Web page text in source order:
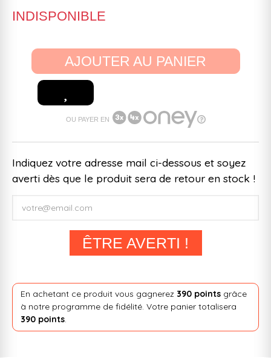
INDISPONIBLE
AJOUTER AU PANIER
OU PAYER EN
Indiquez votre adresse mail ci-dessous et soyez
averti dès que le produit sera de retour en stock !
ÊTRE AVERTI !
En achetant ce produit vous gagnerez 390 pointsgrâce
à notre programme de fidélité. Votre panier totalisera
390 points.